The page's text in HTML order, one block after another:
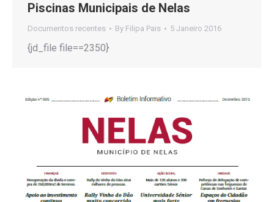
Piscinas Municipais de Nelas
Documentos recentes By Filipa Pais 5 Janeiro 2016
{jd_file file==2350}